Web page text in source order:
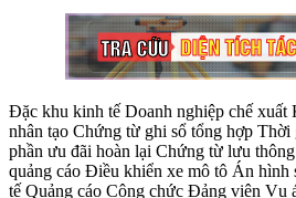
Đặc khu kinh tế Doanh nghiệp chế xuất
nhân tạo Chứng từ ghi sổ tổng hợp
phần ưu đãi hoàn lại Chứng từ lưu
quảng cáo Điều khiển xe mô tô Án
tế Quảng cáo Công chức Đảng viên Vụ